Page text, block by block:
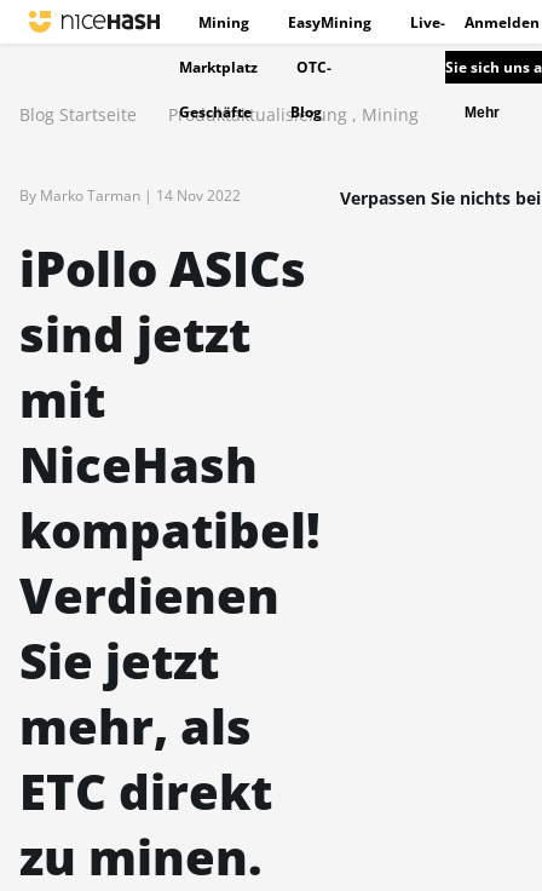
Mining EasyMining Live-
Marktplatz OTC-
Geschäfte Blog
Anmelden
Sie sich uns
Mehr
Blog Startseite Produktaktualisierung , Mining
By Marko Tarman | 14 Nov 2022
iPollo ASICs
sind jetzt
mit
NiceHash
kompatibel!
Verdienen
Sie jetzt
mehr, als
ETC direkt
zu minen.
Verpassen Sie nichts